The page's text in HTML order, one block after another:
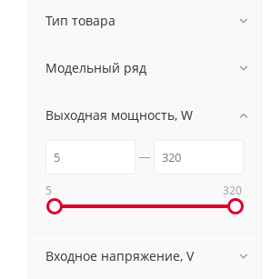
Тип товара
Модельный ряд
Выходная мощность, W
5 320
Входное напряжение, V